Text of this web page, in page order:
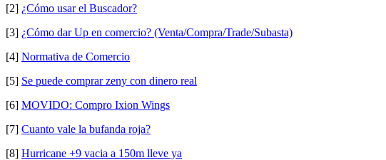
[2] ¿Cómo usar el Buscador?
[3] ¿Cómo dar Up en comercio? (Venta/Compra/Trade/Subasta)
[4] Normativa de Comercio
[5] Se puede comprar zeny con dinero real
[6] MOVIDO: Compro Ixion Wings
[7] Cuanto vale la bufanda roja?
[8] Hurricane +9 vacia a 150m lleve ya